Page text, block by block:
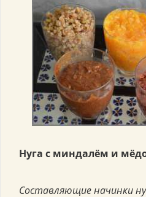
Нуга с миндалём и
Составляющие начинки